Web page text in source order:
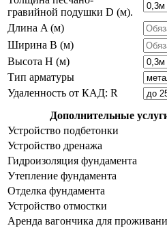
гравийной подушки D (м).
Длина A (м)
Ширина B (м)
Высота H (м)
Тип арматуры
Удаленность от КАД: R
Дополнительные
Устройство подбетонки
Устройство дренажа
Гидроизоляция фундамента
Утепление фундамента
Отделка фундамента
Устройство отмостки
Аренда вагончика для